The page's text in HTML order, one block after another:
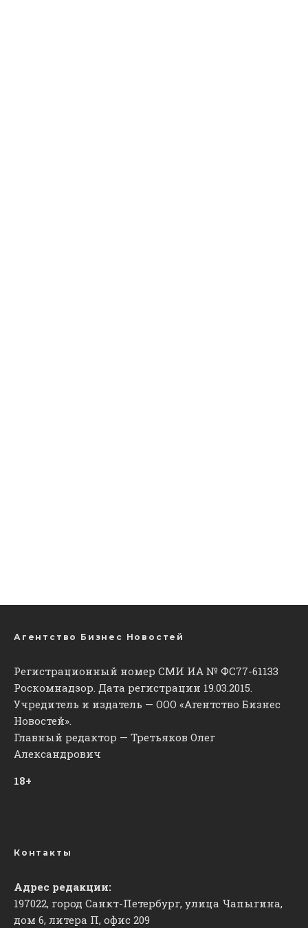
Агентство Бизнес Новостей
Регистрационный номер СМИ ИА № ФС77-61133
Роскомнадзор. Дата регистрации 19.03.2015.
Учредитель и издатель — ООО «Агентство Бизнес
Новостей».
Главный редактор — Третьяков Олег
Александрович
18+
Контакты
Адрес редакции:
197022, город Санкт-Петербург, улица Чапыгина,
дом 6, литера П, офис 209